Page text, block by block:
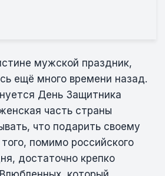
мужской праздник,
ещё много времени назад.
День Защитника
часть страны
что подарить своему
помимо российского
достаточно крепко